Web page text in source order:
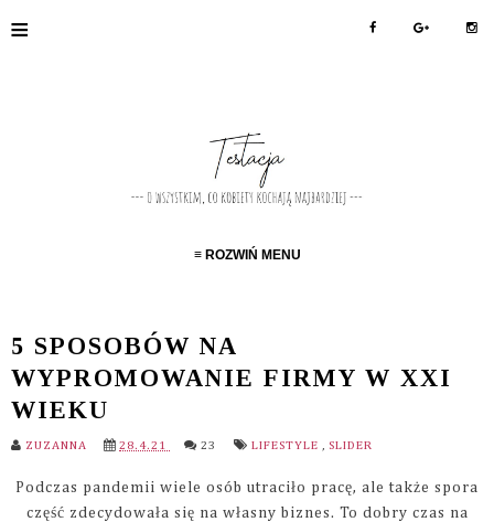
≡
≡ ROZWIŃ MENU
5 SPOSOBÓW NA
WYPROMOWANIE FIRMY W XXI
WIEKU
ZUZANNA 28.4.21 23 LIFESTYLE SLIDER
Podczas pandemii wiele osób utraciło pracę, ale także spora
część zdecydowała się na własny biznes. To dobry czas na